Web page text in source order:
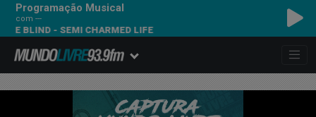
Programação Musical
com ---
- SEMI CHARMED LIFE